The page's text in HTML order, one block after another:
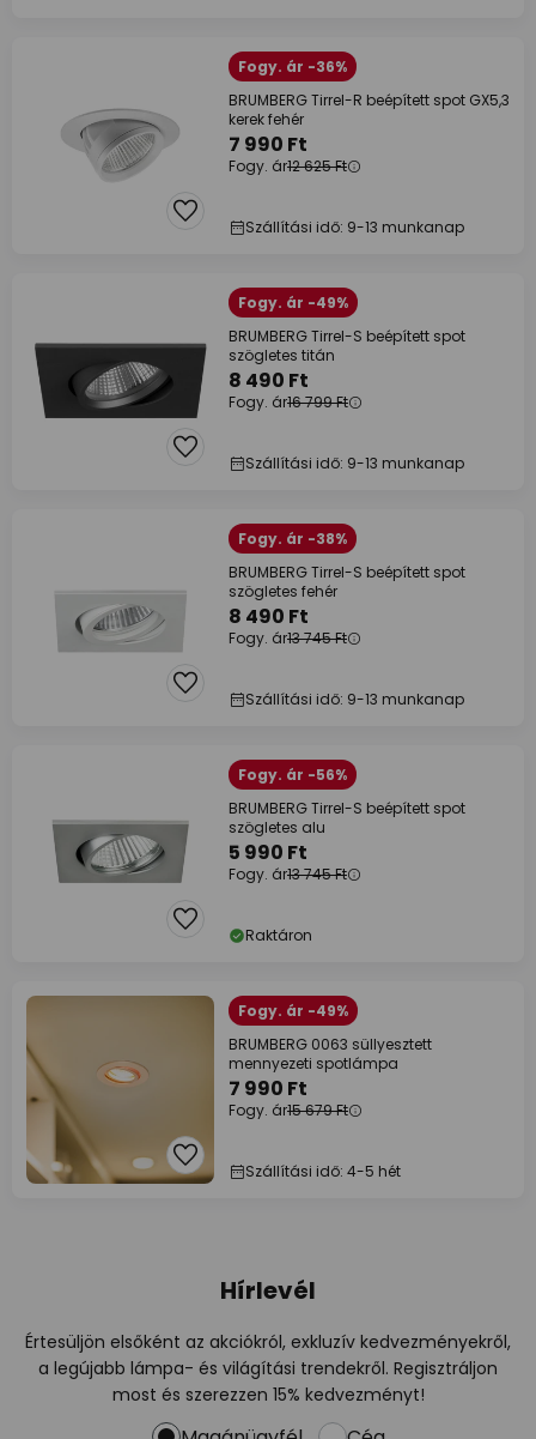
Fogy. ár -36%
BRUMBERG Tirrel-R beépített spot GX5,3
kerek fehér
7 990 Ft
Fogy. ár12 625 Ft
Szállítási idő: 9-13 munkanap
Fogy. ár -49%
BRUMBERG Tirrel-S beépített spot
szögletes titán
8 490 Ft
Fogy. ár16 799 Ft
Szállítási idő: 9-13 munkanap
Fogy. ár -38%
BRUMBERG Tirrel-S beépített spot
szögletes fehér
8 490 Ft
Fogy. ár13 745 Ft
Szállítási idő: 9-13 munkanap
Fogy. ár -56%
BRUMBERG Tirrel-S beépített spot
szögletes alu
5 990 Ft
Fogy. ár13 745 Ft
Raktáron
Fogy. ár -49%
BRUMBERG 0063 süllyesztett
mennyezeti spotlámpa
7 990 Ft
Fogy. ár15 679 Ft
Szállítási idő: 4-5 hét
Hírlevél
Értesüljön elsőként az akciókról, exkluzív kedvezményekről,
a legújabb lámpa- és világítási trendekről. Regisztráljon
most és szerezzen 15% kedvezményt!